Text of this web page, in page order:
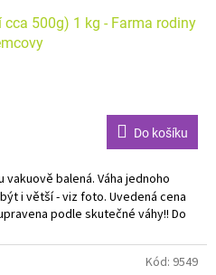
cca 500g) 1 kg - Farma rodiny
Do košíku
balená. Váha jednoho
i větší - viz foto. Uvedená cena
podle skutečné váhy!! Do
Kód: 9549